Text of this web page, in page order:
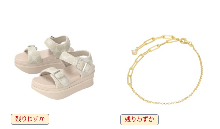
残りわずか
残りわずか